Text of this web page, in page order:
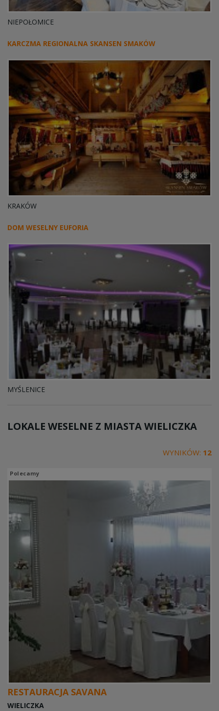
NIEPOŁOMICE
KARCZMA REGIONALNA SKANSEN SMAKÓW
KRAKÓW
DOM WESELNY EUFORIA
MYŚLENICE
LOKALE WESELNE Z MIASTAWIELICZKA
WYNIKÓW: 12
Polecamy
RESTAURACJA SAVANA
WIELICZKA